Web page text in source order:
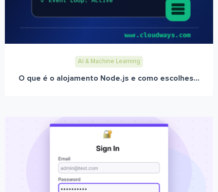
AI & Machine Learning
O que é o alojamento Node.js e como escolhes...